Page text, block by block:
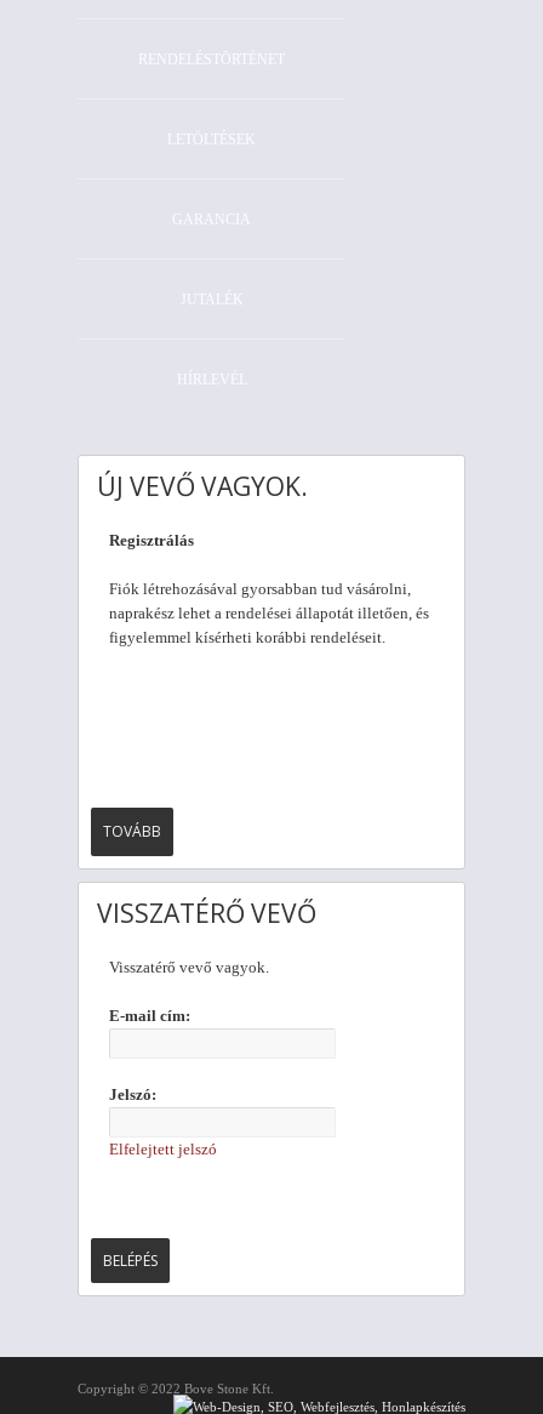
RENDELÉSTÖRTÉNET
LETÖLTÉSEK
GARANCIA
JUTALÉK
HÍRLEVÉL
ÚJ VEVŐ VAGYOK.
Regisztrálás
Fiók létrehozásával gyorsabban tud vásárolni,
naprakész lehet a rendelései állapotát illetően, és
figyelemmel kísérheti korábbi rendeléseit.
TOVÁBB
VISSZATÉRŐ VEVŐ
Visszatérő vevő vagyok.
E-mail cím:
Jelszó:
Elfelejtett jelszó
Copyright © 2022 Bove Stone Kft.